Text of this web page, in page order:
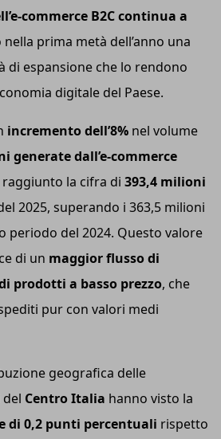
commerce B2C continua a
prima metà dell’anno una
di espansione che lo rendono
digitale del Paese.
incremento dell’8% nel volume
generate dall’e-commerce
raggiunto la cifra di 393,4 milioni
2025, superando i 363,5 milioni
periodo del 2024. Questo valore
di un maggior flusso di
prodotti a basso prezzo, che
pur con valori medi
geografica delle
Centro Italia hanno visto la
di 0,2 punti percentuali rispetto